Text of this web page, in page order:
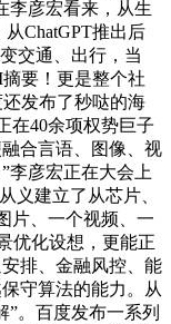
彦宏看来，从生
ChatGPT推出后
交通、出行，当
要！更是整个社
发布了秒哒的海
在40余项权势巨子
合言语、图像、视
李彦宏正在大会上
义建立了从芯片、
片、一个视频、一
优化设想，更能正
排、金融风控、能
守算法的能力。从
。百度发布一系列